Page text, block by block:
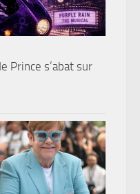
Prince s’abat sur